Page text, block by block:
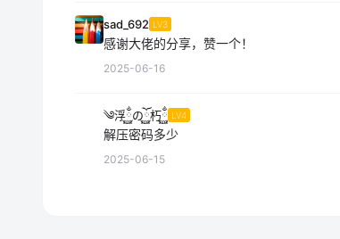
sad_692 LV3
感谢大佬的分享，赞一个！
2025-06-16
༄浮࿆ྂのོ࿆朽࿆ྂ LV4
解压密码多少
2025-06-15